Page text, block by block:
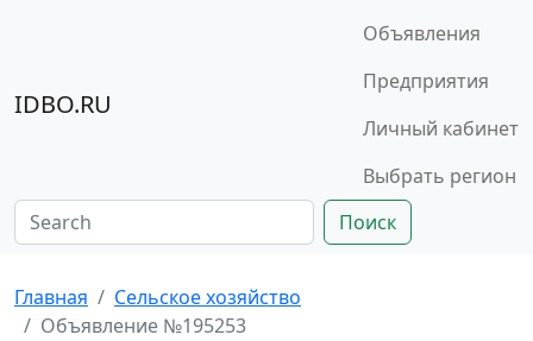
IDBO.RU
Объявления
Предприятия
Личный кабинет
Выбрать регион
Поиск
Главная
Сельское хозяйство
Объявление №195253